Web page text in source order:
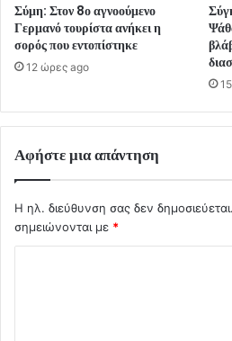
Σύμη: Στον 8ο αγνοούμενο
Γερμανό τουρίστα ανήκει η
σορός που εντοπίστηκε
12 ώρες ago
Αφήστε μια απάντηση
Η ηλ. διεύθυνση σας δεν δημοσιεύεται.
σημειώνονται με *